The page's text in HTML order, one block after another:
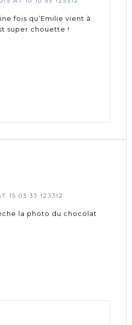
fois qu’Emilie vient à
super chouette !
15 03 33 123312
la photo du chocolat